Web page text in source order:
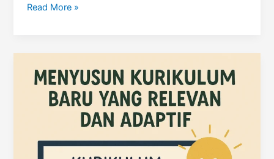
Kurikulum
Mengikuti
Read More »